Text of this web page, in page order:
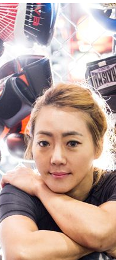
스포츠 라이프 포토